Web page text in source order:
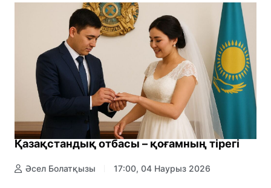
Қазақстандық отбасы – қоғамның тірегі
Әсел Болатқызы 17:00, 04 Наурыз 2026